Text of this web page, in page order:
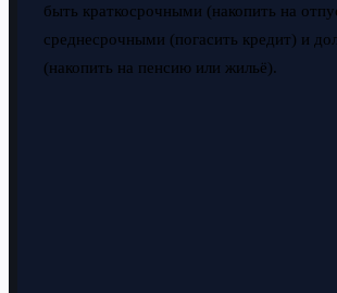
быть краткосрочными (накопить на
среднесрочными (погасить кредит) и
(накопить на пенсию или жильё).